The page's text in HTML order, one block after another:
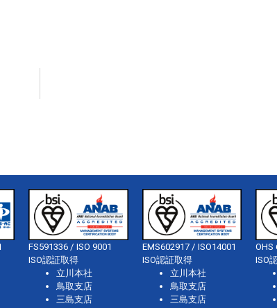
FS591336 / ISO 9001
ISO認証取得
立川本社
鳥取支店
三島支店
EMS602917 / ISO14001
ISO認証取得
立川本社
鳥取支店
三島支店
OHS
ISO